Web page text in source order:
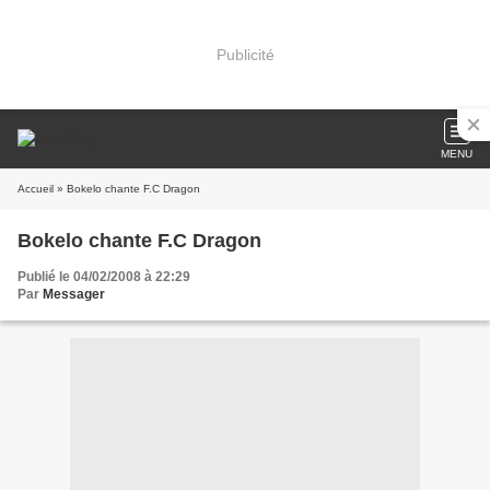
Publicité
MENU
Accueil » Bokelo chante F.C Dragon
Bokelo chante F.C Dragon
Publié le 04/02/2008 à 22:29
Par Messager